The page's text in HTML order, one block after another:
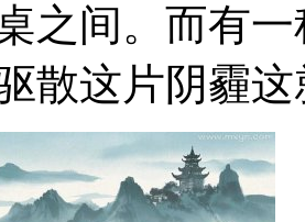
之间。而有
散这片阴霾